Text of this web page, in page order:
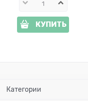
КУПИТЬ
Категории